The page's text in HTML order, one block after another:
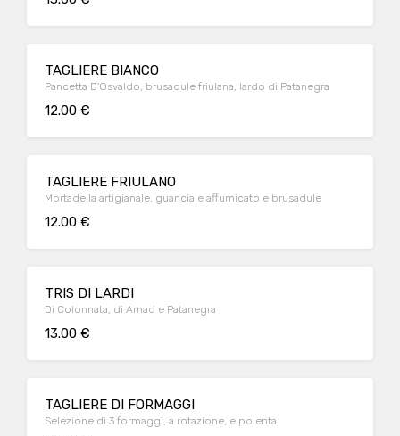
TAGLIERE BIANCO
Pancetta D'Osvaldo, brusadule friulana, lardo di Patanegra
12.00 €
TAGLIERE FRIULANO
Mortadella artigianale, guanciale affumicato e brusadule
12.00 €
TRIS DI LARDI
Di Colonnata, di Arnad e Patanegra
13.00 €
TAGLIERE DI FORMAGGI
Selezione di 3 formaggi, a rotazione, e polenta